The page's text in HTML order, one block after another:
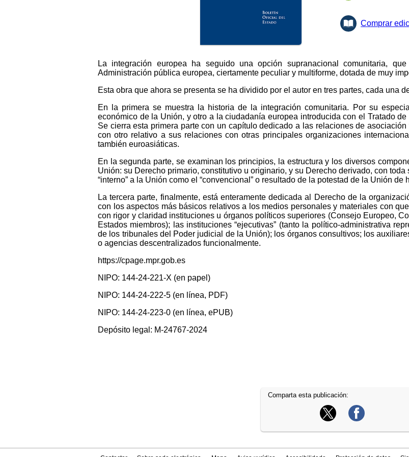
Comprar
La integración europea ha seguido una opción supranacional comunitaria,
Administración pública europea, ciertamente peculiar y multiforme, dotada de muy
Esta obra que ahora se presenta se ha dividido por el autor en tres partes, cada una
En la primera se muestra la historia de la integración comunitaria. Por su
económico de la Unión, y otro a la ciudadanía europea introducida con el Tratado
Se cierra esta primera parte con un capítulo dedicado a las relaciones de
con otro relativo a sus relaciones con otras principales organizaciones
también euroasiáticas.
En la segunda parte, se examinan los principios, la estructura y los diversos
Unión: su Derecho primario, constitutivo u originario, y su Derecho derivado, con
“interno” a la Unión como el “convencional” o resultado de la potestad de la Unión de
La tercera parte, finalmente, está enteramente dedicada al Derecho de la
con los aspectos más básicos relativos a los medios personales y materiales con
con rigor y claridad instituciones u órganos políticos superiores (Consejo Europeo,
Estados miembros); las instituciones “ejecutivas” (tanto la político-administrativa
de los tribunales del Poder judicial de la Unión); los órganos consultivos; los
o agencias descentralizados funcionalmente.
https://cpage.mpr.gob.es
NIPO: 144-24-221-X (en papel)
NIPO: 144-24-222-5 (en línea, PDF)
NIPO: 144-24-223-0 (en línea, ePUB)
Depósito legal: M-24767-2024
Comparta esta publicación: